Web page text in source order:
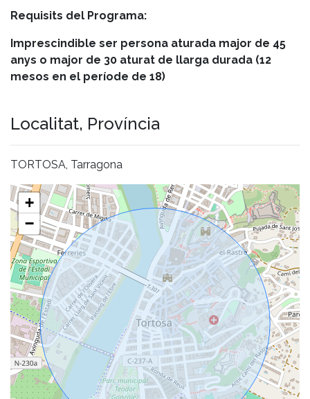
Requisits del Programa:
Imprescindible ser persona aturada major de 45
anys o major de 30 aturat de llarga durada (12
mesos en el període de 18)
Localitat, Província
TORTOSA, Tarragona
+
−